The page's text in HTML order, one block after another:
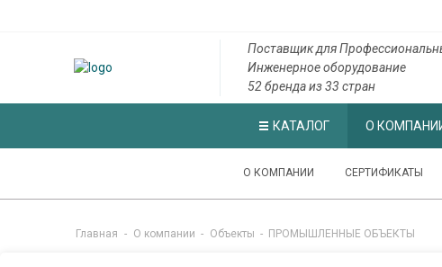
Поставщик для
Инженерное оборудование
52 бренда из 33 стран
КАТАЛОГ О
О КОМПАНИИ СЕРТИФИКАТЫ
Главная - О компании - Объекты - ПРОМЫШЛЕННЫЕ ОБЪЕКТЫ